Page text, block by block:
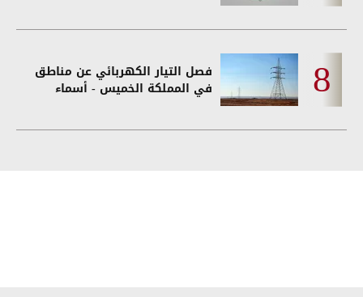
فصل التيار الكهربائي عن مناطق
في المملكة الخميس - أسماء